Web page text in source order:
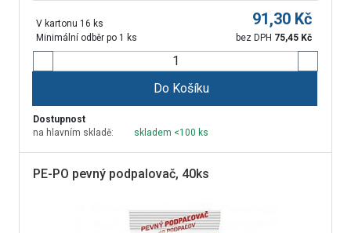
V kartonu 16 ks
Minimální odběr po 1 ks
91,30 Kč
bez DPH 75,45 Kč
Do Košíku
Dostupnost
na hlavním skladě:
skladem <100 ks
PE-PO pevný podpalovač, 40ks